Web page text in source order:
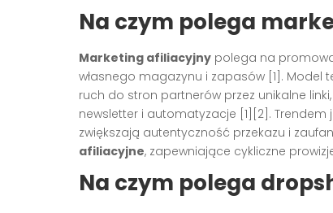
Na czym polega
Marketing afiliacyjny polega na
własnego magazynu i zapasów [1]. Model
ruch do stron partnerów przez unikalne
newsletter i automatyzacje [1][2]. Trendem
zwiększają autentyczność przekazu i
afiliacyjne, zapewniające cykliczne
Na czym polega